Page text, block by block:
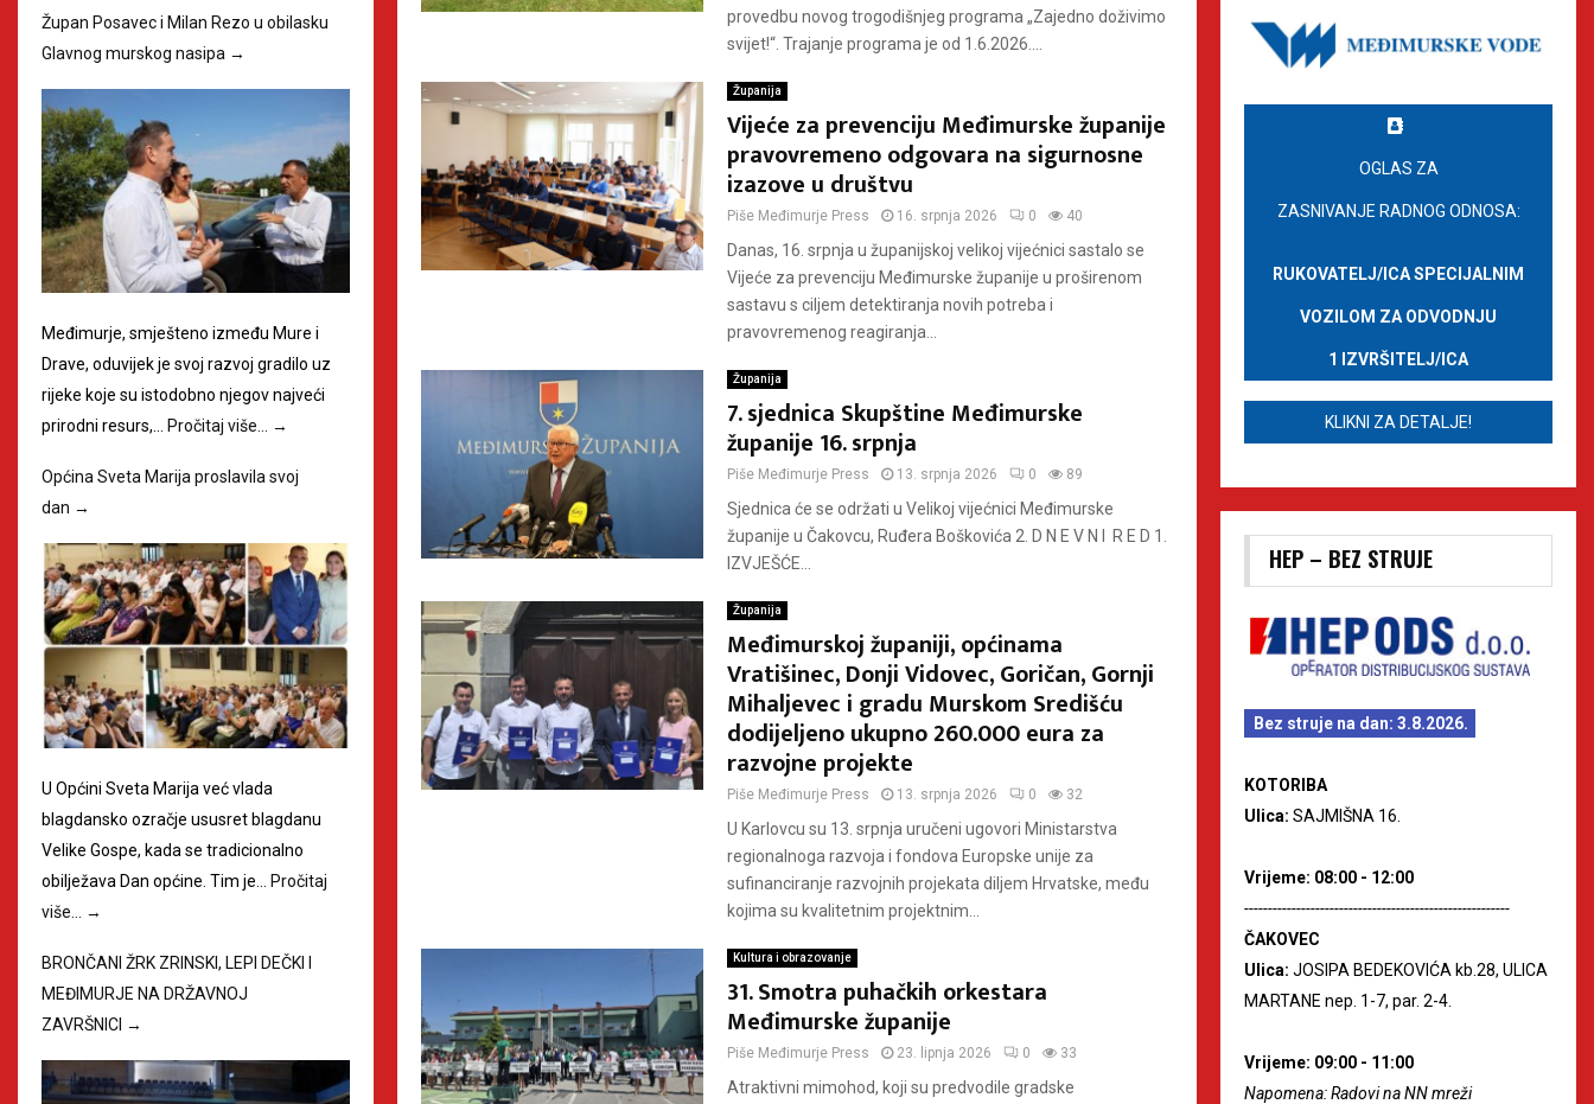
provedbu novog trogodišnjeg programa „Zajedno doživimo
svijet!“. Trajanje programa je od 1.6.2026....
Županija
Vijeće za prevenciju Međimurske županije
pravovremeno odgovara na sigurnosne
izazove u društvu
Piše Međimurje Press 16. srpnja 2026 0 40
Danas, 16. srpnja u županijskoj velikoj vijećnici sastalo se
Vijeće za prevenciju Međimurske županije u proširenom
sastavu s ciljem detektiranja novih potreba i
pravovremenog reagiranja...
Županija
7. sjednica Skupštine Međimurske
županije 16. srpnja
Piše Međimurje Press 13. srpnja 2026 0 89
Sjednica će se održati u Velikoj vijećnici Međimurske
županije u Čakovcu, Ruđera Boškovića 2. D N E V N I R E D 1.
IZVJEŠĆE...
Županija
Međimurskoj županiji, općinama
Vratišinec, Donji Vidovec, Goričan, Gornji
Mihaljevec i gradu Murskom Središću
dodijeljeno ukupno 260.000 eura za
razvojne projekte
Piše Međimurje Press 13. srpnja 2026 0 32
U Karlovcu su 13. srpnja uručeni ugovori Ministarstva
regionalnoga razvoja i fondova Europske unije za
sufinanciranje razvojnih projekata diljem Hrvatske, među
kojima su kvalitetnim projektnim...
Kultura i obrazovanje
31. Smotra puhačkih orkestara
Međimurske županije
Piše Međimurje Press 23. lipnja 2026 0 33
Atraktivni mimohod, koji su predvodile gradske
Župan Posavec i Milan Rezo u obilasku
Glavnog murskog nasipa →
Međimurje, smješteno između Mure i
Drave, oduvijek je svoj razvoj gradilo uz
rijeke koje su istodobno njegov najveći
prirodni resurs,… Pročitaj više… →
Općina Sveta Marija proslavila svoj
dan →
U Općini Sveta Marija već vlada
blagdansko ozračje ususret blagdanu
Velike Gospe, kada se tradicionalno
obilježava Dan općine. Tim je…
Pročitaj
više…
→
BRONČANI ŽRK ZRINSKI, LEPI DEČKI I
MEĐIMURJE NA DRŽAVNOJ
ZAVRŠNICI →
OGLAS ZA
ZASNIVANJE RADNOG ODNOSA:
RUKOVATELJ/ICA SPECIJALNIM
VOZILOM ZA ODVODNJU
1 IZVRŠITELJ/ICA
KLIKNI ZA DETALJE!
HEP – BEZ STRUJE
Bez struje na dan: 3.8.2026.
KOTORIBA
Ulica: SAJMIŠNA 16.
Vrijeme: 08:00 - 12:00
--------------------------------------------------------
ČAKOVEC
Ulica: JOSIPA BEDEKOVIĆA kb.28, ULICA
MARTANE nep. 1-7, par. 2-4.
Vrijeme: 09:00 - 11:00
Napomena: Radovi na NN mreži